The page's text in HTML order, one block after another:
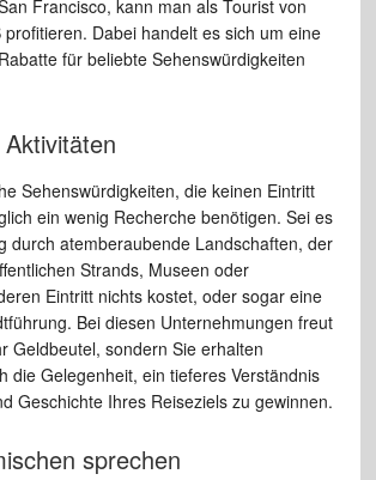
Francisco, kann man als Tourist von
profitieren. Dabei handelt es sich um eine
für beliebte Sehenswürdigkeiten
Sehenswürdigkeiten, die keinen Eintritt
ein wenig Recherche benötigen. Sei es
durch atemberaubende Landschaften, der
Strands, Museen oder
Eintritt nichts kostet, oder sogar eine
Bei diesen Unternehmungen freut
Geldbeutel, sondern Sie erhalten
die Gelegenheit, ein tieferes Verständnis
Geschichte Ihres Reiseziels zu gewinnen.
sprechen